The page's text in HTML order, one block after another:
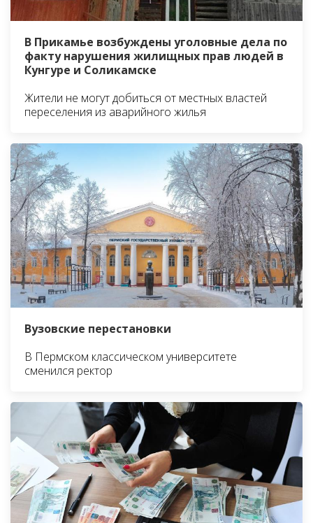
В Прикамье возбуждены уголовные дела по
факту нарушения жилищных прав людей в
Кунгуре и Соликамске
Жители не могут добиться от местных властей
переселения из аварийного жилья
Вузовские перестановки
В Пермском классическом университете
сменился ректор